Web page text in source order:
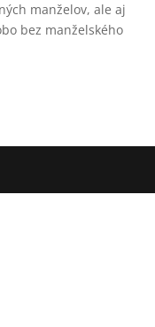
manželov, ale aj
bez manželského